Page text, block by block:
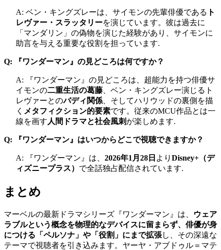
A: ベン・キングズレーは、サイモンの先輩俳優である ト
レヴァー・スラッタリーを演じています。彼は過去に
「マンダリン」の偽物を演じた経験があり、サイモンに
助言を与える重要な役割を担っています.
Q: 『ワンダーマン』の見どころは何ですか？
A: 『ワンダーマン』の見どころは、超能力を持つ俳優サ
イモンの二重生活の葛藤 、ベン・キングズレー演じるト
レヴァーとのバディ関係 、そしてハリウッドの裏側を描
く メタフィクション的要素です。従来のMCU作品とは一
線を画す 人間ドラマと社会風刺 が楽しめます.
Q: 『ワンダーマン』はいつからどこで視聴できますか？
A: 『ワンダーマン』は、 2026年1月28日 より Disney+（デ
ィズニープラス） で全話独占配信されています.
まとめ
マーベルの最新ドラマシリーズ『ワンダーマン』は、
ウェア
ラブルという概念を物理的なデバイスに留まらず、俳優が身
につける「ペルソナ」や「役割」にまで拡張し、その深遠な
テーマで視聴者を引き込みます。ヤーヤ・アブドゥル＝マテ